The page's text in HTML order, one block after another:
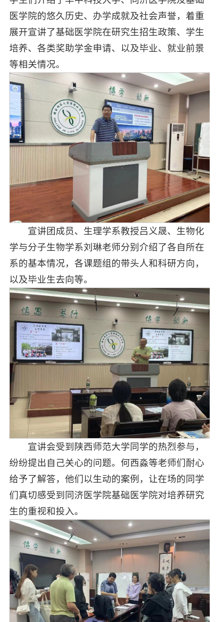
医学院的悠久历史、办学成就及社会声誉，着重
展开宣讲了基础医学院在研究生招生政策、学生
培养、各类奖助学金申请、以及毕业、就业前景
等相关情况。
宣讲团成员、生理学系教授吕义晟、生物化
学与分子生物学系刘琳老师分别介绍了各自所在
系的基本情况，各课题组的带头人和科研方向，
以及毕业生去向等。
宣讲会受到陕西师范大学同学的热烈参与，
纷纷提出自己关心的问题。何西淼等老师们耐心
给予了解答，他们以生动的案例，让在场的同学
们真切感受到同济医学院基础医学院对培养研究
生的重视和投入。